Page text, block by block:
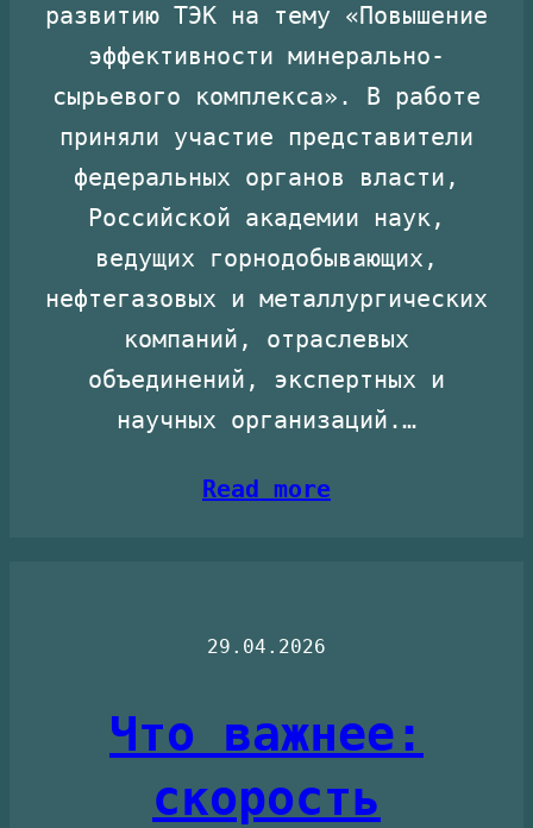
развитию ТЭК на тему «Повышение
эффективности минерально-
сырьевого комплекса». В работе
приняли участие представители
федеральных органов власти,
Российской академии наук,
ведущих горнодобывающих,
нефтегазовых и металлургических
компаний, отраслевых
объединений, экспертных и
научных организаций.…
Read more
29.04.2026
Что важнее:
скорость